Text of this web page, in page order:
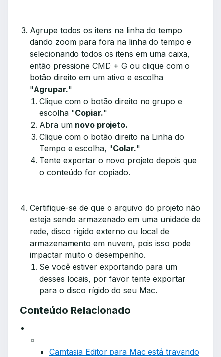
Agrupe todos os itens na linha do tempo
dando zoom para fora na linha do tempo e
selecionando todos os itens em uma caixa,
então pressione CMD + G ou clique com o
botão direito em um ativo e escolha
"Agrupar."
Clique com o botão direito no grupo e
escolha "Copiar."
Abra um novo projeto.
Clique com o botão direito na Linha do
Tempo e escolha, "Colar."
Tente exportar o novo projeto depois que
o conteúdo for copiado.
Certifique-se de que o arquivo do projeto não
esteja sendo armazenado em uma unidade de
rede, disco rígido externo ou local de
armazenamento em nuvem, pois isso pode
impactar muito o desempenho.
Se você estiver exportando para um
desses locais, por favor tente exportar
para o disco rígido do seu Mac.
Conteúdo Relacionado
Camtasia Editor para Mac está travando